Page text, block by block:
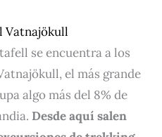
Vatnajökull
se encuentra a los
el más grande
algo más del 8% de
Desde aquí salen